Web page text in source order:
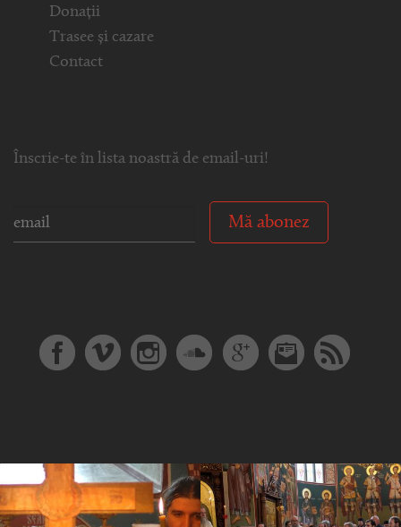
Donații
Trasee și cazare
Contact
Înscrie-te în lista noastră de email-uri!
Mă abonez